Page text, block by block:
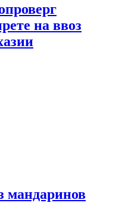
на ввоз
мандаринов